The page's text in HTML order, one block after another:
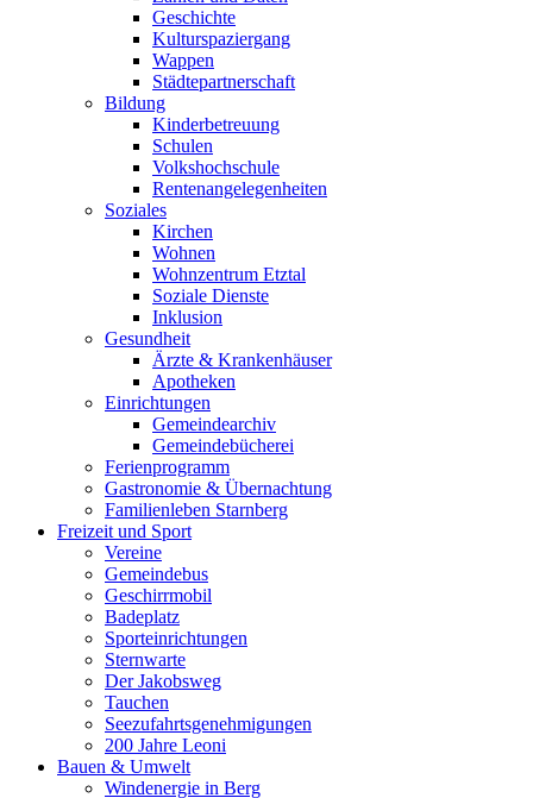
Geschichte
Kulturspaziergang
Wappen
Städtepartnerschaft
Bildung
Kinderbetreuung
Schulen
Volkshochschule
Rentenangelegenheiten
Soziales
Kirchen
Wohnen
Wohnzentrum Etztal
Soziale Dienste
Inklusion
Gesundheit
Ärzte & Krankenhäuser
Apotheken
Einrichtungen
Gemeindearchiv
Gemeindebücherei
Ferienprogramm
Gastronomie & Übernachtung
Familienleben Starnberg
Freizeit und Sport
Vereine
Gemeindebus
Geschirrmobil
Badeplatz
Sporteinrichtungen
Sternwarte
Der Jakobsweg
Tauchen
Seezufahrtsgenehmigungen
200 Jahre Leoni
Bauen & Umwelt
Windenergie in Berg